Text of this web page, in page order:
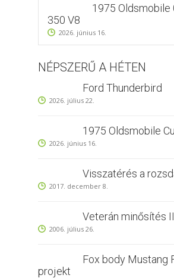
1975 Oldsmobile
350 V8
2026. június 16.
NÉPSZERŰ A HÉTEN
Ford Thunderbird
2026. július 22.
1975 Oldsmobile
2026. június 16.
Visszatérés a
2017. december 8.
Veterán minősítés II.
2006. július 26.
Fox body Mustang
projekt